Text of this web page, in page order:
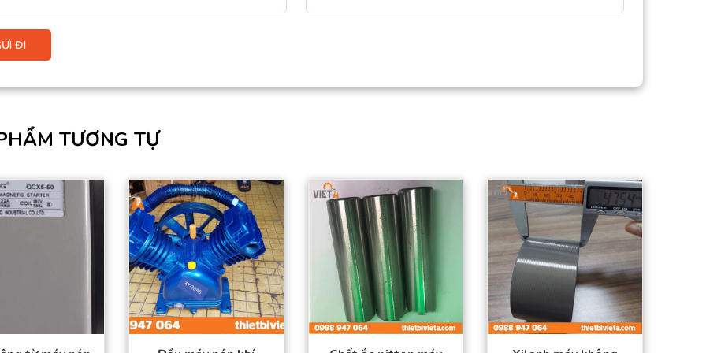
TƯƠNG TỰ
Sản phẩm đạt tiêu
chuẩn chất lượng
cao.
Hàng có sẵn trong
kho
Giá thành tốt nhất thị
trường.
Đặt mua thuận tiện –
Giao hàng toàn quốc
Sản phẩm đạt tiêu
chuẩn chất lượng
cao.
Hàng có sẵn trong
kho
Giá thành tốt nhất thị
trường.
Đặt mua thuận tiện –
Giao hàng toàn quốc
Sản phẩm đạt tiêu
chuẩn chất lượng
cao.
Hàng có sẵn trong
kho
Giá thành tốt nhất
Đặt mua thuận tiện –
Giao hàng toàn quốc